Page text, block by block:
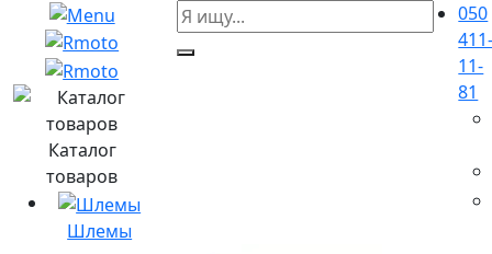
Каталог
товаров
Шлемы
050
11-
81